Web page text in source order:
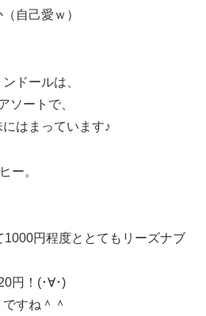
自己愛ｗ）
ドールは、
ソートで、
はまっています♪
ー。
1000円程度ととてもリーズナブ
円！(･∀･)
すね＾＾